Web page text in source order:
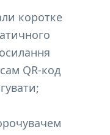
коротке
QR-код